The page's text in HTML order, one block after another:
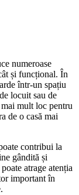
numeroase
și funcțional. În
într-un spațiu
locuit sau de
mult loc pentru
de o casă mai
contribui la
gândită și
atrage atenția
important în